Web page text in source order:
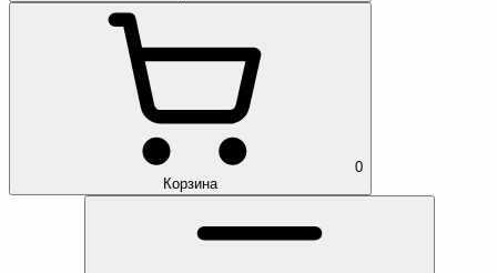
0
Корзина